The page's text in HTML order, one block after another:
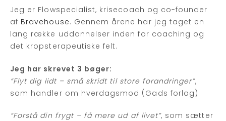
Jeg er Flowspecialist, krisecoach og co-founder
af Bravehouse. Gennem årene har jeg taget en
lang række uddannelser inden for coaching og
det kropsterapeutiske felt.
Jeg har skrevet 3 bøger:
“Flyt dig lidt – små skridt til store forandringer”,
som handler om hverdagsmod (Gads forlag)
“Forstå din frygt – få mere ud af livet”, som sætter